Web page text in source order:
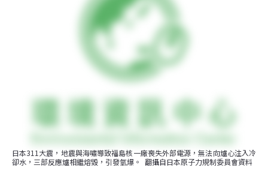
日本311大震，地震與海嘯導致福島核一廠喪失外部電源，無法向爐心注入冷
卻水，三部反應爐相繼熔毀，引發氫爆。  翻攝自日本原子力規制委員會資料